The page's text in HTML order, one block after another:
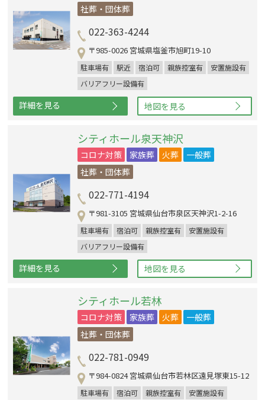
社葬・団体葬
022-363-4244
〒985-0026 宮城県塩釜市旭町19-10
駐車場有 駅近 宿泊可 親族控室有
安置施設有
バリアフリー設備有
詳細を見る 地図を見る
シティホール泉天神沢
コロナ対策 家族葬 火葬
一般葬
社葬・団体葬
022-771-4194
〒981-3105 宮城県仙台市泉区天神沢1-2-16
駐車場有 宿泊可 親族控室有
安置施設有
バリアフリー設備有
詳細を見る 地図を見る
シティホール若林
コロナ対策 家族葬 火葬
一般葬
社葬・団体葬
022-781-0949
〒984-0824 宮城県仙台市若林区遠見塚東15-12
駐車場有 宿泊可 親族控室有
安置施設有